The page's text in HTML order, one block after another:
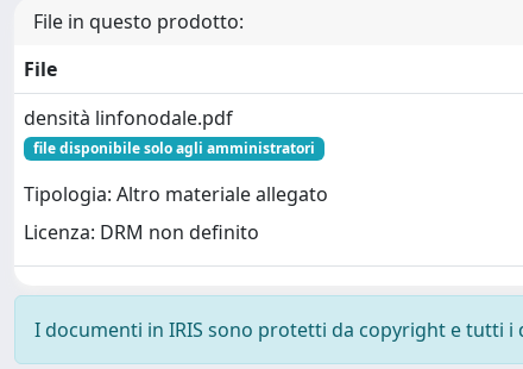
File in questo prodotto:
File
densità linfonodale.pdf
file disponibile solo agli amministratori
Tipologia: Altro materiale allegato
Licenza: DRM non definito
I documenti in IRIS sono protetti da copyright e tutti